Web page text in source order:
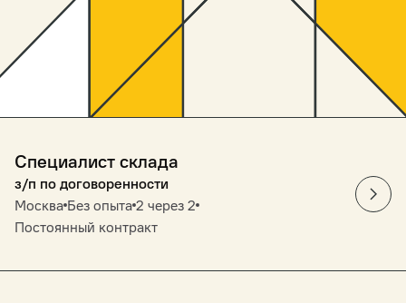
Специалист склада
з/п по договоренности
Москва Без опыта 2 через 2
Постоянный контракт